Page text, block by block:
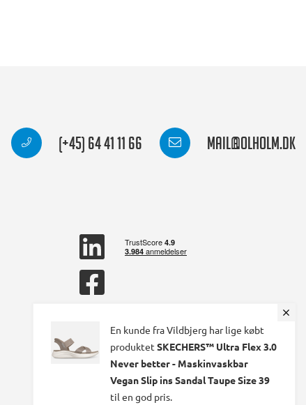
(+45) 64 41 11 66 mail@olholm.dk
linkedin
square
square
En kunde fra Vildbjerg har lige købt
produktet SKECHERS™ Ultra Flex 3.0
Never better - Maskinvaskbar
Vegan Slip ins Sandal Taupe Size 39
til en god pris.